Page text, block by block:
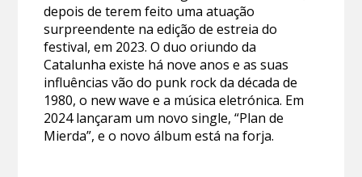
depois de terem feito uma atuação
surpreendente na edição de estreia do
festival, em 2023. O duo oriundo da
Catalunha existe há nove anos e as suas
influências vão do punk rock da década de
1980, o new wave e a música eletrónica. Em
2024 lançaram um novo single, “Plan de
Mierda”, e o novo álbum está na forja.